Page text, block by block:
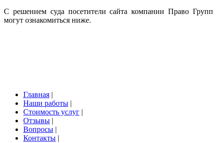
С решением суда посетители сайта компании Право Групп
могут ознакомиться ниже.
Главная |
Наши работы |
Стоимость услуг |
Отзывы |
Вопросы |
Контакты |